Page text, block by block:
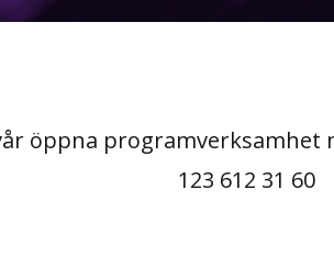
öppna programverksamhet
123 612 31 60